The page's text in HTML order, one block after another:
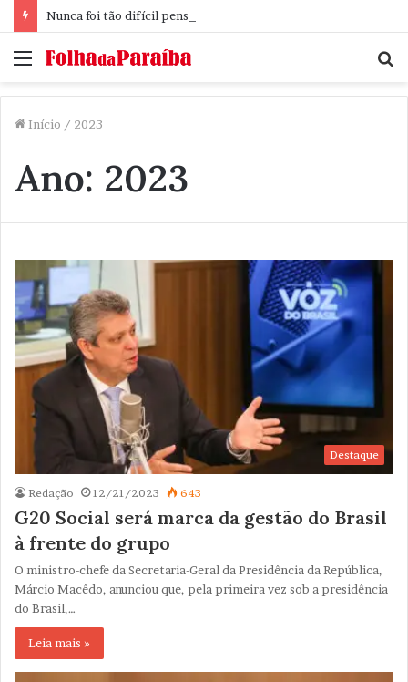
Nunca foi tão difícil pensar
Menu
Início / 2023
Ano: 2023
Destaque
Redação 12/21/2023 643
G20 Social será marca da gestão do Brasil
à frente do grupo
O ministro-chefe da Secretaria-Geral da Presidência da República,
Márcio Macêdo, anunciou que, pela primeira vez sob a presidência
do Brasil,…
Leia mais »